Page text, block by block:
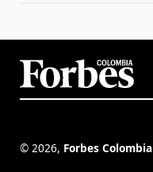
© 2026, Forbes Colombia